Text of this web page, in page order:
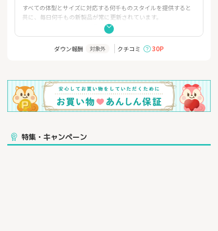
すべての体型とサイズに対応する何千ものスタイルを提供すると
共に、毎日何千もの新製品が常に更新されています。
また、女性向けアパレル商品以外にも
ランジェリー、アクセサリー、靴、バッグ、生活雑貨、美容製
品、男性および子供用アパレル商品、
およびその他ファッション製品など幅広い製品を手頃な価格で提
SHEINブランドは、2008年に創設され、
現在、日本、フランス、ドイツ、ニュージーランド、イタリア、
中東、スペイン、英国、米国を含む200以上の国や地域で販売され
ています。
それらの商品を手頃な価格でありながら、
優れた品質、価値、顧客体験を通して、迅速にお客様に提供する
ダウン報酬 対象外 クチコミ 30P
特集・キャンペーン